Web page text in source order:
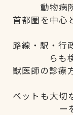
動物病
首都圏を中心
路線・駅・行
らも
獣医師の診療
ペットも大切
ー